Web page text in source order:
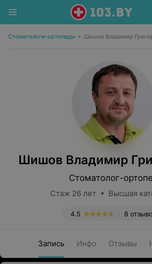
Стоматологи-ортопеды • Шишов Владимир
Шишов Владимир
Стоматолог-
Стаж 26 лет • Высшая
8
4.5
Запись Инфо Отзывы